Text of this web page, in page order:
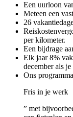
Een uurloon
Meteen een
26
per kilometer.
Een bijdrage
Elk jaar 8%
december als
Ons
Fris in je werk
” met